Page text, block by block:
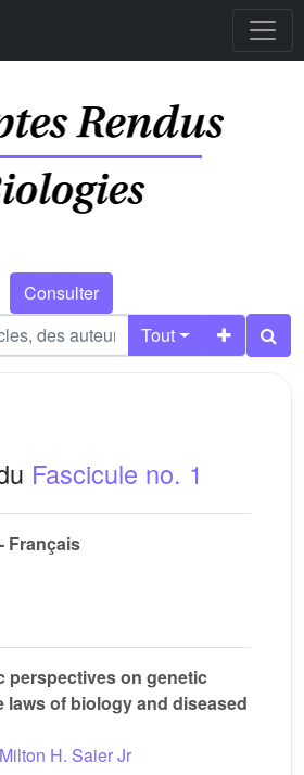
Consulter
Tout
Fascicule no. 1
Français
perspectives on genetic
laws of biology and diseased
Milton H. Saier Jr